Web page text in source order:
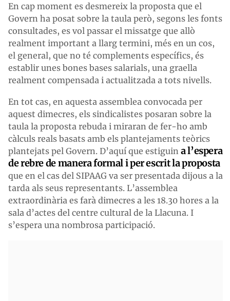
En cap moment es desmereix la proposta que el
Govern ha posat sobre la taula però, segons les fonts
consultades, es vol passar el missatge que allò
realment important a llarg termini, més en un cos,
el general, que no té complements específics, és
establir unes bones bases salarials, una graella
realment compensada i actualitzada a tots nivells.
En tot cas, en aquesta assemblea convocada per
aquest dimecres, els sindicalistes posaran sobre la
taula la proposta rebuda i miraran de fer-ho amb
càlculs reals basats amb els plantejaments teòrics
plantejats pel Govern. D’aquí que estiguin a l’espera
de rebre de manera formal i per escrit la proposta
que en el cas del SIPAAG va ser presentada dijous a la
tarda als seus representants. L’assemblea
extraordinària es farà dimecres a les 18.30 hores a la
sala d’actes del centre cultural de la Llacuna. I
s’espera una nombrosa participació.